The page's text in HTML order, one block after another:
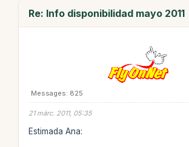
Re: Info disponibilidad mayo 2011
Messages: 825
21 márc. 2011, 05:35
Estimada Ana: